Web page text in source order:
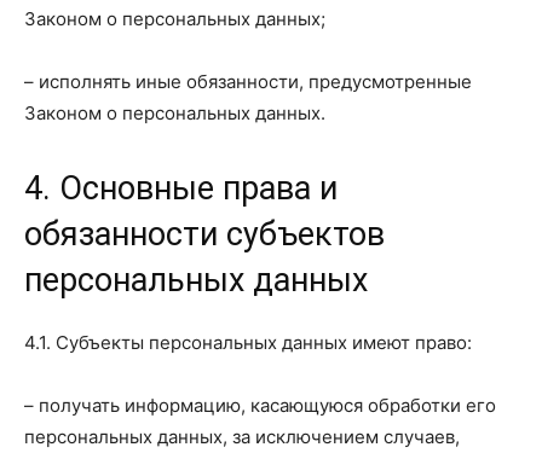
Законом о персональных данных;
– исполнять иные обязанности, предусмотренные
Законом о персональных данных.
4. Основные права и
обязанности субъектов
персональных данных
4.1. Субъекты персональных данных имеют право:
– получать информацию, касающуюся обработки его
персональных данных, за исключением случаев,